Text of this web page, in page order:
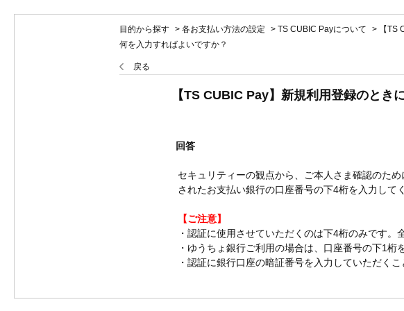
目的から探す > 各お支払い方法の設定 > TS CUBIC Payについて >
【TS
何を入力すればよいですか？
戻る
【TS CUBIC Pay】新規利用登録のと
回答
セキュリティーの観点から、ご本人さま確認のた
されたお支払い銀行の口座番号の下4桁を入力して
【ご注意】
・認証に使用させていただくのは下4桁のみです
・ゆうちょ銀行ご利用の場合は、口座番号の下1桁
・認証に銀行口座の暗証番号を入力していただくこ